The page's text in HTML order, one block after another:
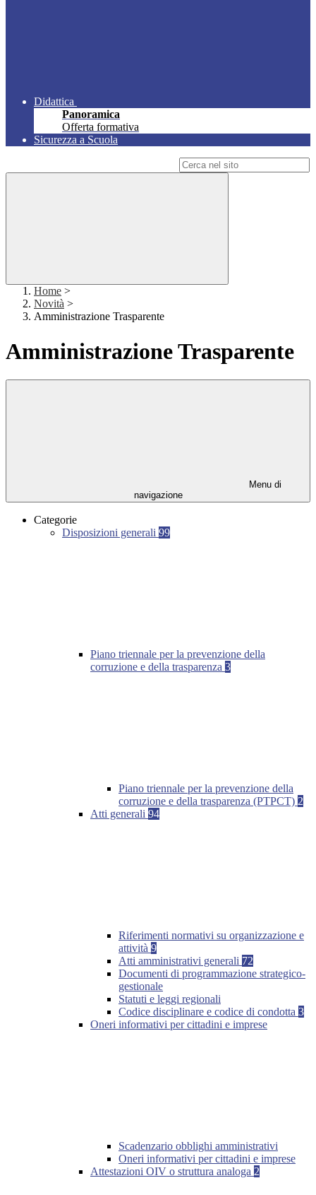
Didattica
Panoramica
Offerta formativa
Sicurezza a Scuola
Home >
Novità >
Amministrazione Trasparente
Amministrazione Trasparente
Menu di
navigazione
Categorie
Disposizioni generali 99
Piano triennale per la prevenzione della
corruzione e della trasparenza 3
Piano triennale per la prevenzione della
corruzione e della trasparenza (PTPCT) 2
Atti generali 94
Riferimenti normativi su organizzazione e
attività 9
Atti amministrativi generali 72
Documenti di programmazione strategico-
gestionale
Statuti e leggi regionali
Codice disciplinare e codice di condotta 3
Oneri informativi per cittadini e imprese
Scadenzario obblighi amministrativi
Oneri informativi per cittadini e imprese
Attestazioni OIV o struttura analoga 2